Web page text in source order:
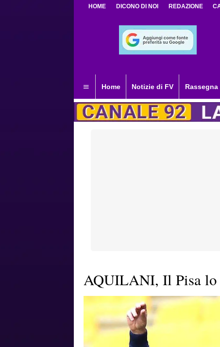
HOME DICONO DI NOI REDAZIONE
Home Notizie di FV Rassegna
AQUILANI, Il Pisa lo